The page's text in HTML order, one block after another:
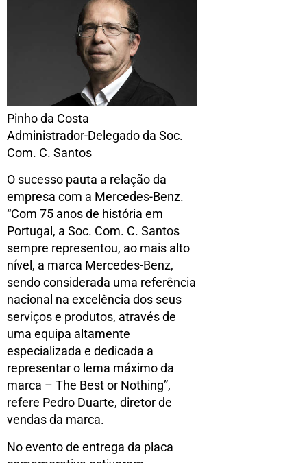
Pinho da Costa
Administrador-Delegado da Soc.
Com. C. Santos
O sucesso pauta a relação da
empresa com a Mercedes-Benz.
“Com 75 anos de história em
Portugal, a Soc. Com. C. Santos
sempre representou, ao mais alto
nível, a marca Mercedes-Benz,
sendo considerada uma referência
nacional na excelência dos seus
serviços e produtos, através de
uma equipa altamente
especializada e dedicada a
representar o lema máximo da
marca – The Best or Nothing”,
refere Pedro Duarte, diretor de
vendas da marca.
No evento de entrega da placa